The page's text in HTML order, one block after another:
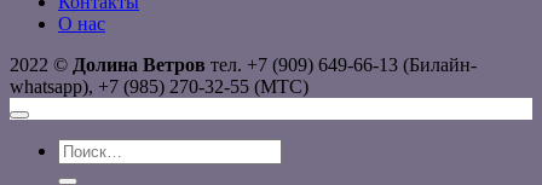
О нас
2022 © Долина Ветров тел. +7 (909) 649-66-13 (Билайн-
whatsapp), +7 (985) 270-32-55 (МТС)
Искать: